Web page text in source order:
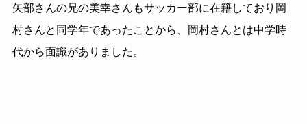
矢部さんの兄の美幸さんもサッカー部に在籍しており岡
村さんと同学年であったことから、岡村さんとは中学時
代から面識がありました。